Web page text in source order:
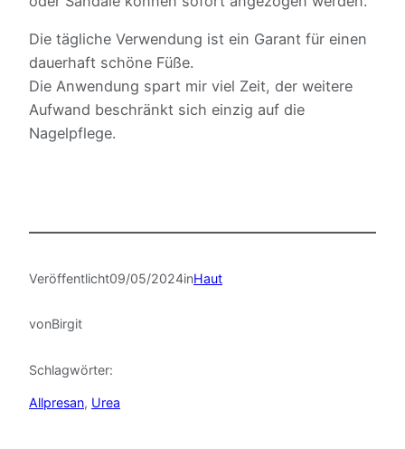
Die tägliche Verwendung ist ein Garant für einen
dauerhaft schöne Füße.
Die Anwendung spart mir viel Zeit, der weitere
Aufwand beschränkt sich einzig auf die
Nagelpflege.
Veröffentlicht09/05/2024inHaut
vonBirgit
Schlagwörter:
Allpresan, Urea